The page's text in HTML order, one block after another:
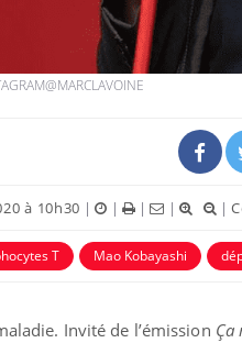
à 10h30 | | | | |
T Mao Kobayashi
Invité de l’émission Ça